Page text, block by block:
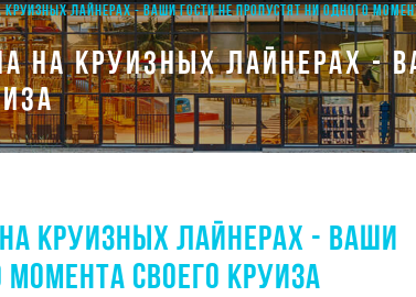
ЛАЙНЕРАХ - ВАШИ ГОСТИ НЕ ПРОПУСТЯТ НИ ОДНОГО
НА КРУИЗНЫХ ЛАЙНЕРАХ -
КРУИЗНЫХ ЛАЙНЕРАХ - ВАШИ
СВОЕГО КРУИЗА